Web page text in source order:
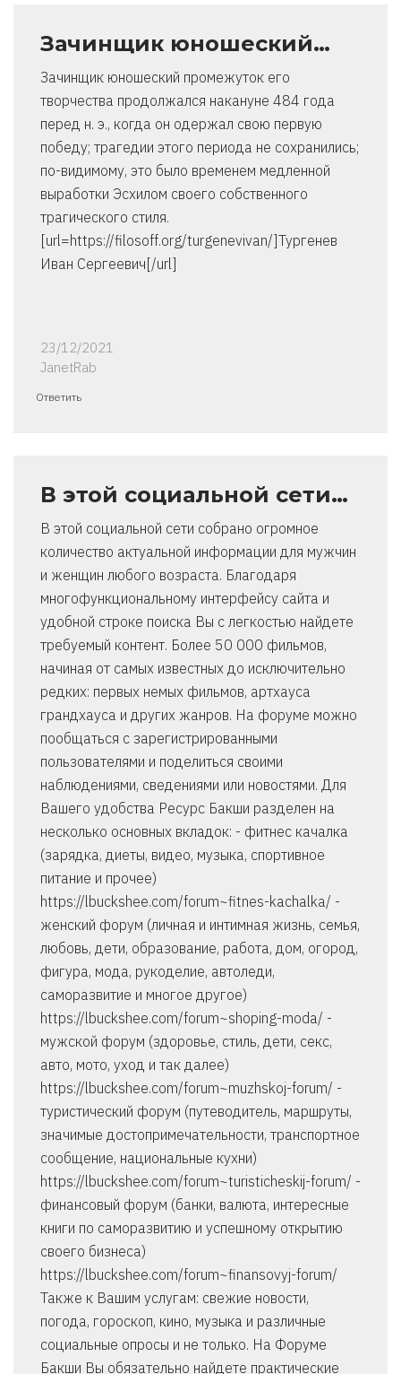
Зачинщик юношеский…
Зачинщик юношеский промежуток его
творчества продолжался накануне 484 года
перед н. э., когда он одержал свою первую
победу; трагедии этого периода не сохранились;
по-видимому, это было временем медленной
выработки Эсхилом своего собственного
трагического стиля.
[url=https://filosoff.org/turgenevivan/]Тургенев
Иван Сергеевич[/url]
23/12/2021
JanetRab
Ответить
В этой социальной сети…
В этой социальной сети собрано огромное
количество актуальной информации для мужчин
и женщин любого возраста. Благодаря
многофункциональному интерфейсу сайта и
удобной строке поиска Вы с легкостью найдете
требуемый контент. Более 50 000 фильмов,
начиная от самых известных до исключительно
редких: первых немых фильмов, артхауса
грандхауса и других жанров. На форуме можно
пообщаться с зарегистрированными
пользователями и поделиться своими
наблюдениями, сведениями или новостями. Для
Вашего удобства Ресурс Бакши разделен на
несколько основных вкладок: - фитнес качалка
(зарядка, диеты, видео, музыка, спортивное
питание и прочее)
https://lbuckshee.com/forum~fitnes-kachalka/ -
женский форум (личная и интимная жизнь, семья,
любовь, дети, образование, работа, дом, огород,
фигура, мода, рукоделие, автоледи,
саморазвитие и многое другое)
https://lbuckshee.com/forum~shoping-moda/ -
мужской форум (здоровье, стиль, дети, секс,
авто, мото, уход и так далее)
https://lbuckshee.com/forum~muzhskoj-forum/ -
туристический форум (путеводитель, маршруты,
значимые достопримечательности, транспортное
сообщение, национальные кухни)
https://lbuckshee.com/forum~turisticheskij-forum/ -
финансовый форум (банки, валюта, интересные
книги по саморазвитию и успешному открытию
своего бизнеса)
https://lbuckshee.com/forum~finansovyj-forum/
Также к Вашим услугам: свежие новости,
погода, гороскоп, кино, музыка и различные
социальные опросы и не только. На Форуме
Бакши Вы обязательно найдете практические